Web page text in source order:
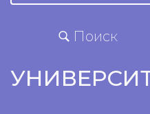
Поиск